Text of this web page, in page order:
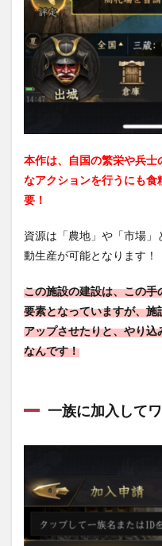
本作は、自国の繁栄や兵
なアクションを行うにも
要！
資源は「農地」や「市場
動生産が可能となります！
この施設の建設は、この
要素となっていますが、
アップさせたりと、やり
なんです！
一族に加入して